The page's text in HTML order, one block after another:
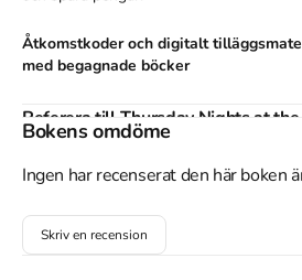
Åtkomstkoder och digitalt
med begagnade böcker
Referera till Thursday Nights at
Harvard
Fielding, K. (2021).
Hodder & Stoughton.
Oxford
Fielding, Kit,Thursday Nights at the
Bokens omdöme
Ingen har recenserat den här boken
Skriv en recension